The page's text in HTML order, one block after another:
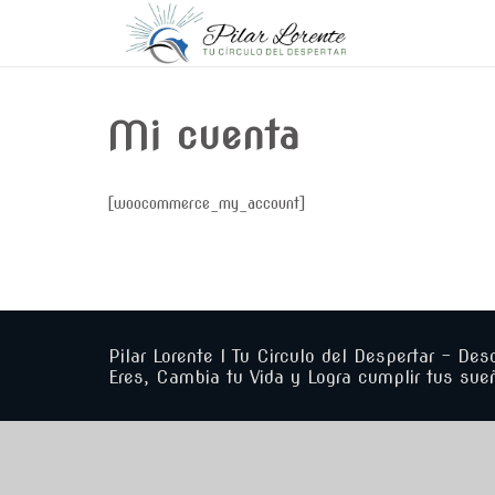
Mi cuenta
[woocommerce_my_account]
Pilar Lorente I Tu Circulo del Despertar -
Eres, Cambia tu Vida y Logra cumplir tus